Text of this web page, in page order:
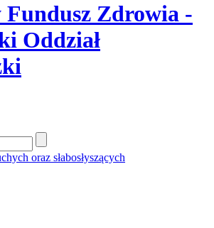
Fundusz Zdrowia -
Oddział